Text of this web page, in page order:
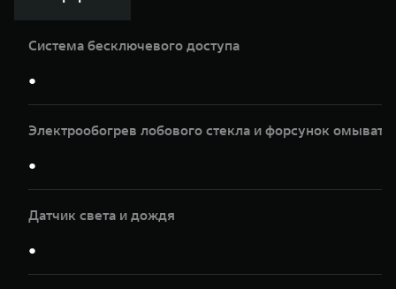
Система бесключевого доступа
●
Электрообогрев лобового стекла и форсунок
●
Датчик света и дождя
●